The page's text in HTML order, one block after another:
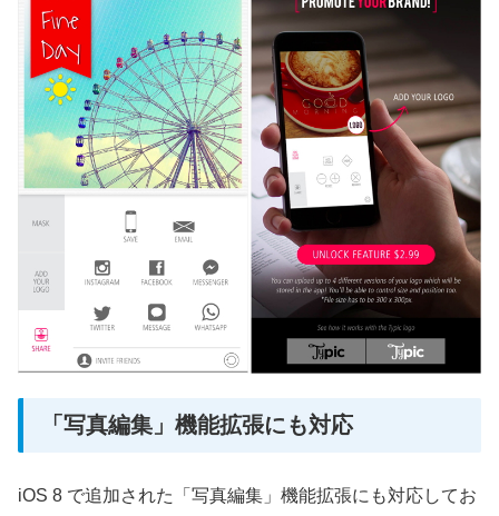
「写真編集」機能拡張にも対応
iOS 8 で追加された「写真編集」機能拡張にも対応してお